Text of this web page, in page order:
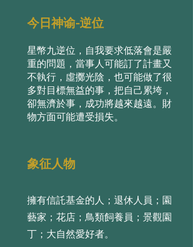
今日神谕-逆位
星幣九逆位，⾃我要求低落會是嚴
重的問題，當事⼈可能訂了計畫⼜
不執⾏，虛擲光陰，也可能做了很
多對⽬標無益的事，把⾃⼰累垮，
卻無濟於事，成功將越來越遠。財
物⽅⾯可能遭受損失。
象征人物
擁有信託基金的人；退休人員；園
藝家；花店；鳥類飼養員；景觀園
丁；大自然愛好者。